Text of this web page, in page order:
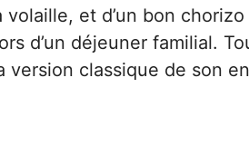
et d’un bon
d’un déjeuner familial.
classique de son